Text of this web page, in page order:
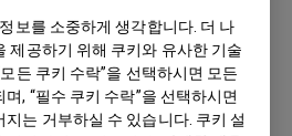
보를 소중하게 생각합니다. 더 나
제공하기 위해 쿠키와 유사한 기술
든 쿠키 수락”을 선택하시면 모든
, “필수 쿠키 수락”을 선택하시면
는 거부하실 수 있습니다. 쿠키 설
디오 없음